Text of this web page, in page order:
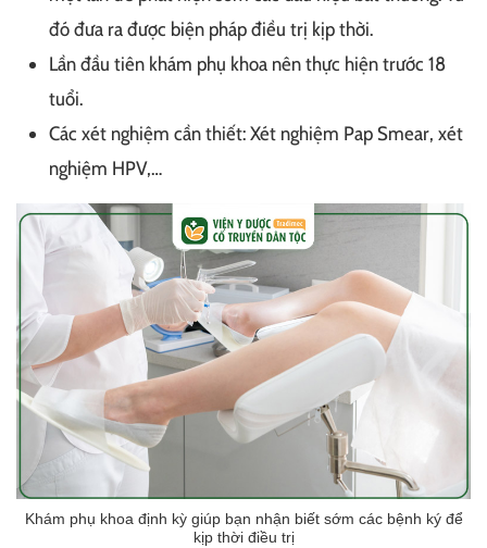
đó đưa ra được biện pháp điều trị kịp thời.
Lần đầu tiên khám phụ khoa nên thực hiện trước 18
tuổi.
Các xét nghiệm cần thiết: Xét nghiệm Pap Smear, xét
nghiệm HPV,…
Khám phụ khoa định kỳ giúp bạn nhận biết sớm các bệnh ký để
kịp thời điều trị